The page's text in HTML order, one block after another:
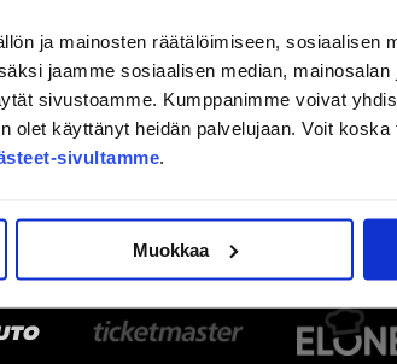
ja mainosten räätälöimiseen, sosiaalisen
jaamme sosiaalisen median, mainosalan
sivustoamme. Kumppanimme voivat
olet käyttänyt heidän palvelujaan. Voit
sivultamme.
Muokkaa